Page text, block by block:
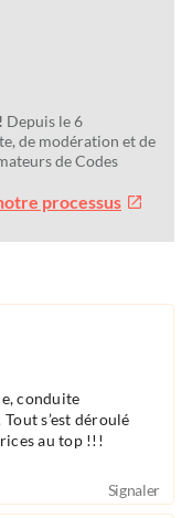
Depuis le 6
de modération et de
de Codes
processus
conduite
s’est déroulé
au top !!!
Signaler